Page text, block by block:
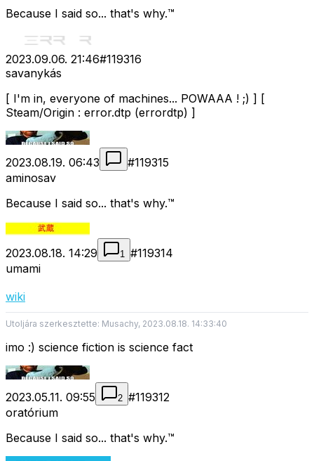
Because I said so... that's why.™
2023.09.06. 21:46#119316
savanykás
[ I'm in, everyone of machines... POWAAA ! ;) ] [
Steam/Origin : error.dtp (errordtp) ]
2023.08.19. 06:43 #119315
aminosav
Because I said so... that's why.™
2023.08.18. 14:29 1 #119314
umami
wiki
Utoljára szerkesztette: Musachy, 2023.08.18. 14:33:40
imo :) science fiction is science fact
2023.05.11. 09:55 2 #119312
oratórium
Because I said so... that's why.™